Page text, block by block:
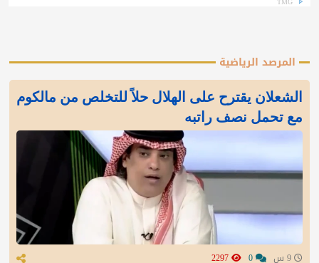
المرصد الرياضية
الشعلان يقترح على الهلال حلاً للتخلص من مالكوم
مع تحمل نصف راتبه